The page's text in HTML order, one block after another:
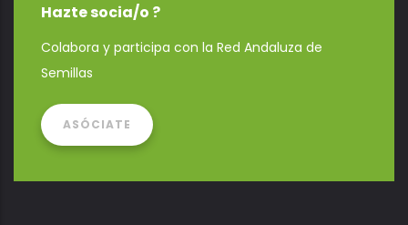
Hazte socia/o ?
Colabora y participa con la Red Andaluza de
Semillas
ASÓCIATE